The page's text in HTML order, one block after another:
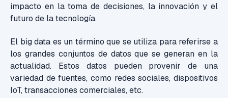
impacto en la toma de decisiones, la innovación y el
futuro de la tecnología.
El big data es un término que se utiliza para referirse a
los grandes conjuntos de datos que se generan en la
actualidad. Estos datos pueden provenir de una
variedad de fuentes, como redes sociales, dispositivos
IoT, transacciones comerciales, etc.